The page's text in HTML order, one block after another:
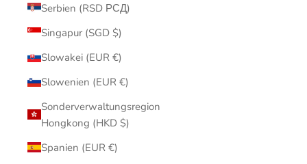
Serbien (RSD РСД)
Singapur (SGD $)
Slowakei (EUR €)
Slowenien (EUR €)
Sonderverwaltungsregion
Hongkong (HKD $)
Spanien (EUR €)